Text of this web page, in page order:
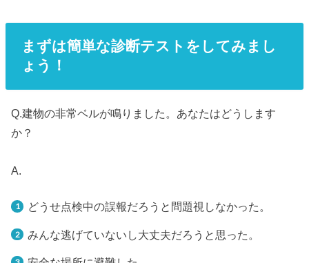
まずは簡単な診断テストをしてみまし
ょう！
Q.建物の非常ベルが鳴りました。あなたはどうします
か？
A.
どうせ点検中の誤報だろうと問題視しなかった。
みんな逃げていないし大丈夫だろうと思った。